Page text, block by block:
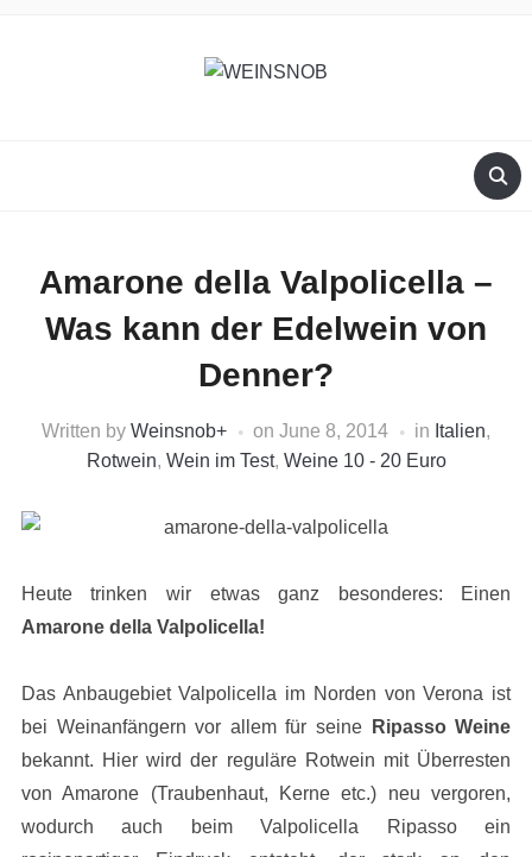
Amarone della Valpolicella –
Was kann der Edelwein von
Denner?
Written by Weinsnob+ on June 8, 2014 in Italien,
Rotwein, Wein im Test, Weine 10 - 20 Euro
Heute trinken wir etwas ganz besonderes: Einen
Amarone della Valpolicella!
Das Anbaugebiet Valpolicella im Norden von Verona ist
bei Weinanfängern vor allem für seine
Ripasso Weine
bekannt. Hier wird der reguläre Rotwein mit Überresten
von Amarone (Traubenhaut, Kerne etc.) neu vergoren,
wodurch auch beim Valpolicella Ripasso ein